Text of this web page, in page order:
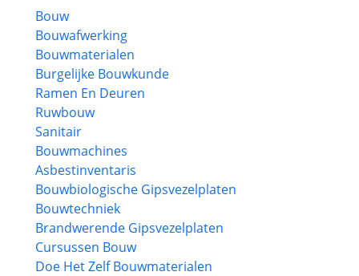
Bouw
Bouwafwerking
Bouwmaterialen
Burgelijke Bouwkunde
Ramen En Deuren
Ruwbouw
Sanitair
Bouwmachines
Asbestinventaris
Bouwbiologische Gipsvezelplaten
Bouwtechniek
Brandwerende Gipsvezelplaten
Cursussen Bouw
Doe Het Zelf Bouwmaterialen